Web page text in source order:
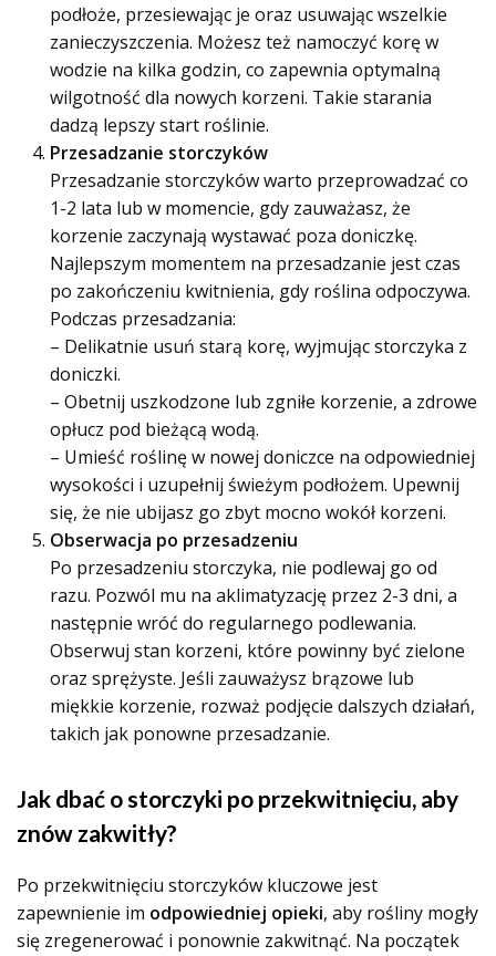
podłoże, przesiewając je oraz usuwając wszelkie
zanieczyszczenia. Możesz też namoczyć korę w
wodzie na kilka godzin, co zapewnia optymalną
wilgotność dla nowych korzeni. Takie starania
dadzą lepszy start roślinie.
Przesadzanie storczyków
Przesadzanie storczyków warto przeprowadzać co
1-2 lata lub w momencie, gdy zauważasz, że
korzenie zaczynają wystawać poza doniczkę.
Najlepszym momentem na przesadzanie jest czas
po zakończeniu kwitnienia, gdy roślina odpoczywa.
Podczas przesadzania:
– Delikatnie usuń starą korę, wyjmując storczyka z
doniczki.
– Obetnij uszkodzone lub zgniłe korzenie, a zdrowe
opłucz pod bieżącą wodą.
– Umieść roślinę w nowej doniczce na odpowiedniej
wysokości i uzupełnij świeżym podłożem. Upewnij
się, że nie ubijasz go zbyt mocno wokół korzeni.
Obserwacja po przesadzeniu
Po przesadzeniu storczyka, nie podlewaj go od
razu. Pozwól mu na aklimatyzację przez 2-3 dni, a
następnie wróć do regularnego podlewania.
Obserwuj stan korzeni, które powinny być zielone
oraz sprężyste. Jeśli zauważysz brązowe lub
miękkie korzenie, rozważ podjęcie dalszych działań,
takich jak ponowne przesadzanie.
Jak dbać o storczyki po przekwitnięciu, aby
znów zakwitły?
Po przekwitnięciu storczyków kluczowe jest
zapewnienie im odpowiedniej opieki, aby rośliny mogły
się zregenerować i ponownie zakwitnąć. Na początek